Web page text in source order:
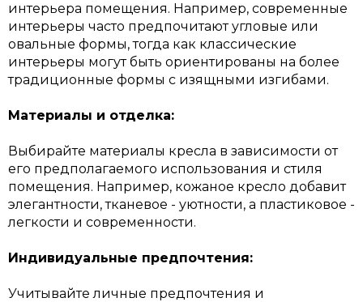
интерьера помещения. Например, современные
интерьеры часто предпочитают угловые или
овальные формы, тогда как классические
интерьеры могут быть ориентированы на более
традиционные формы с изящными изгибами.
Материалы и отделка:
Выбирайте материалы кресла в зависимости от
его предполагаемого использования и стиля
помещения. Например, кожаное кресло добавит
элегантности, тканевое - уютности, а пластиковое -
легкости и современности.
Индивидуальные предпочтения:
Учитывайте личные предпочтения и